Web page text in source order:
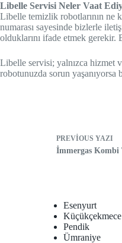
Libelle Servisi Neler Vaat
Libelle temizlik robotlarının ne
numarası sayesinde bizlerle
olduklarını ifade etmek
Libelle servisi; yalnızca hizmet
robotunuzda sorun yaşanıyorsa
PREVIOUS YAZI
İmmergas Kombi
Esenyurt
Küçükçekmece
Pendik
Ümraniye